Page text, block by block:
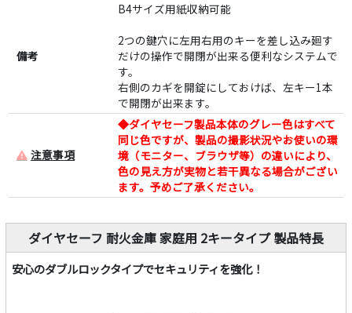
備考
B4サイズ用紙収納可能
2つの鍵穴に左用右用のキーを差し込み廻す
だけの操作で開閉が出来る便利なシステムで
す。
右側のカギを開錠にしておけば、左キー1本
で開閉が出来ます。
注意事項
◆ダイヤセーフ製品本体のグレー色はすべて
同じ色ですが、製品の撮影状況やお使いの環
境（モニター、ブラウザ等）の違いにより、
色の見え方が実物と若干異なる場合がござい
ます。予めご了承ください。
ダイヤセーフ 耐火金庫 家庭用 2キータイプ 製品特長
安心のダブルロックタイプでセキュリティを強化！